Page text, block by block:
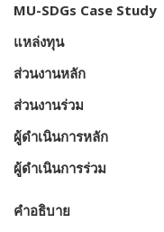
MU-SDGs Case Study
แหล่งทุน
ส่วนงานหลัก
ส่วนงานร่วม
ผู้ดำเนินการหลัก
ผู้ดำเนินการร่วม
คำอธิบาย